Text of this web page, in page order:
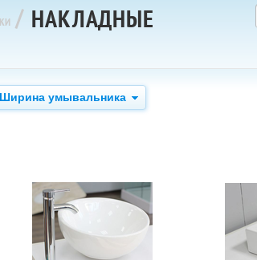
/ НАКЛАДНЫЕ
Ширина умывальника